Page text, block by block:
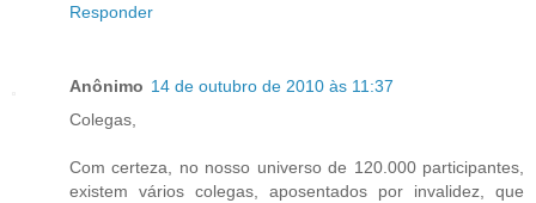
Responder
Anônimo 14 de outubro de 2010 às 11:37
Colegas,
Com certeza, no nosso universo de 120.000 participantes,
existem vários colegas, aposentados por invalidez, que